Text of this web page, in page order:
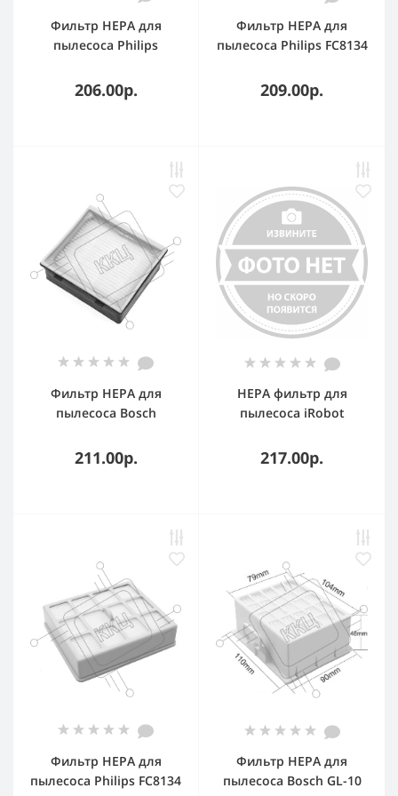
Фильтр HEPA для
пылесоса Philips
FC9731 FC9732 FC9733
FC9734 FC9735
206.00р.
Фильтр HEPA для
пылесоса Philips FC8134
FC8146 FC8148 FC8140
FC8144
209.00р.
Фильтр HEPA для
пылесоса Bosch
BSG62022/03 BSGL VSZ
BSD BSA
211.00р.
HEPA фильтр для
пылесоса iRobot
шт.
217.00р.
Фильтр HEPA для
пылесоса Philips FC8134
Фильтр HEPA для
пылесоса Bosch GL-10